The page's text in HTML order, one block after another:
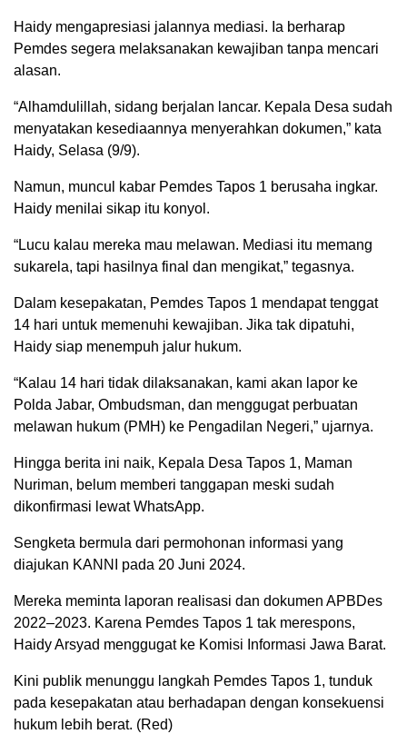
Haidy mengapresiasi jalannya mediasi. Ia berharap
Pemdes segera melaksanakan kewajiban tanpa mencari
alasan.
“Alhamdulillah, sidang berjalan lancar. Kepala Desa sudah
menyatakan kesediaannya menyerahkan dokumen,” kata
Haidy, Selasa (9/9).
Namun, muncul kabar Pemdes Tapos 1 berusaha ingkar.
Haidy menilai sikap itu konyol.
“Lucu kalau mereka mau melawan. Mediasi itu memang
sukarela, tapi hasilnya final dan mengikat,” tegasnya.
Dalam kesepakatan, Pemdes Tapos 1 mendapat tenggat
14 hari untuk memenuhi kewajiban. Jika tak dipatuhi,
Haidy siap menempuh jalur hukum.
“Kalau 14 hari tidak dilaksanakan, kami akan lapor ke
Polda Jabar, Ombudsman, dan menggugat perbuatan
melawan hukum (PMH) ke Pengadilan Negeri,” ujarnya.
Hingga berita ini naik, Kepala Desa Tapos 1, Maman
Nuriman, belum memberi tanggapan meski sudah
dikonfirmasi lewat WhatsApp.
Sengketa bermula dari permohonan informasi yang
diajukan KANNI pada 20 Juni 2024.
Mereka meminta laporan realisasi dan dokumen APBDes
2022–2023. Karena Pemdes Tapos 1 tak merespons,
Haidy Arsyad menggugat ke Komisi Informasi Jawa Barat.
Kini publik menunggu langkah Pemdes Tapos 1, tunduk
pada kesepakatan atau berhadapan dengan konsekuensi
hukum lebih berat. (Red)